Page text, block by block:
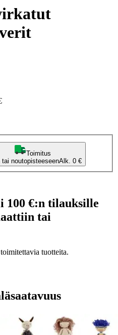
Toimitus
tai noutopisteeseenAlk. 0 €
100 €:n tilauksille
tai
tuotteita.